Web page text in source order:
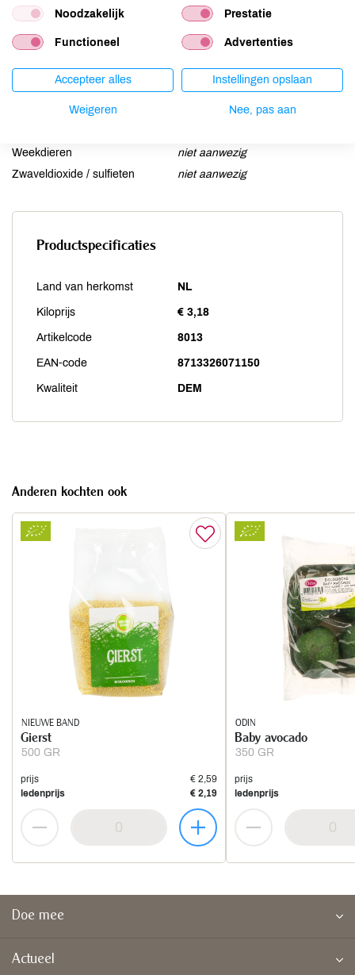
Mosterd
niet aanwezig
Schaaldieren
niet aanwezig
Selderij
niet aanwezig
Sesam
kan bevatten
kan bevatten
Weekdieren
niet aanwezig
Zwaveldioxide / sulfieten
niet aanwezig
Productspecificaties
Land van herkomst NL
Kiloprijs € 3,18
Artikelcode 8013
EAN-code 8713326071150
Kwaliteit DEM
Anderen kochten ook
NIEUWE BAND
500 GR
Gierst
prijs
€ 2,59
ledenprijs
€ 2,19
ODIN
350 GR
Baby avocado
prijs
ledenprijs
Doe mee
Actueel
Noodzakelijk Prestatie
Functioneel Advertenties
Accepteer alles Instellingen opslaan
Weigeren Nee, pas aan